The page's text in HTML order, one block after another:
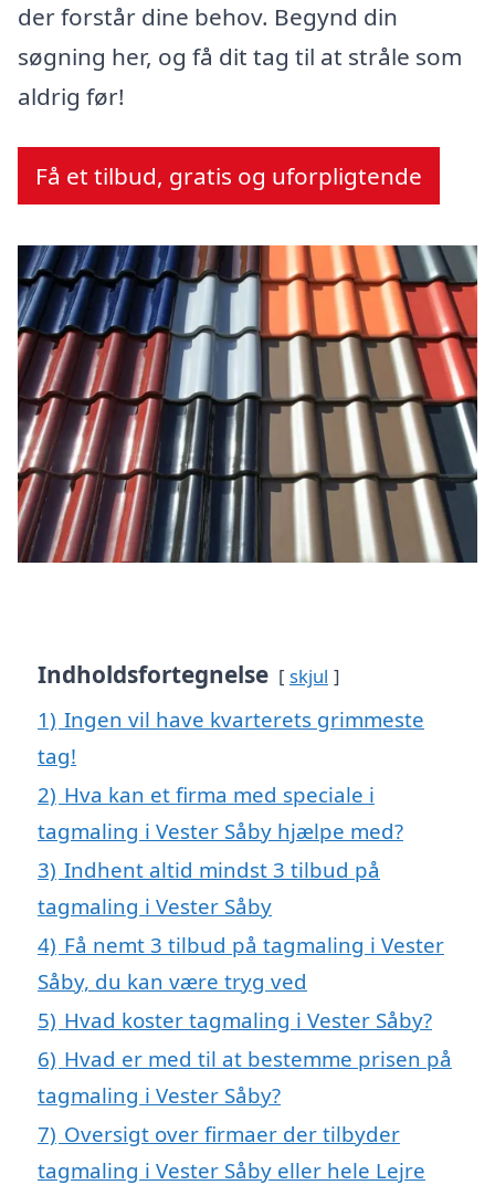
der forstår dine behov. Begynd din
søgning her, og få dit tag til at stråle som
aldrig før!
Få et tilbud, gratis og uforpligtende
Indholdsfortegnelse skjul
1) Ingen vil have kvarterets grimmeste
tag!
2) Hva kan et firma med speciale i
tagmaling i Vester Såby hjælpe med?
3) Indhent altid mindst 3 tilbud på
tagmaling i Vester Såby
4) Få nemt 3 tilbud på tagmaling i Vester
Såby, du kan være tryg ved
5) Hvad koster tagmaling i Vester Såby?
6) Hvad er med til at bestemme prisen på
tagmaling i Vester Såby?
7) Oversigt over firmaer der tilbyder
tagmaling i Vester Såby eller hele Lejre